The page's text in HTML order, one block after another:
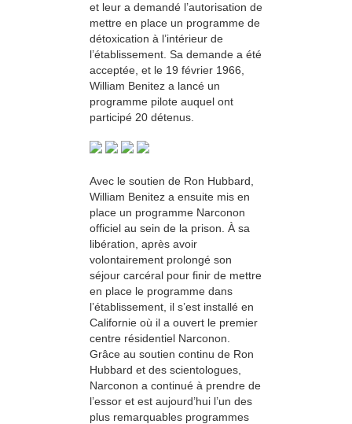
et leur a demandé l’autorisation de
mettre en place un programme de
détoxication à l’intérieur de
l’établissement. Sa demande a été
acceptée, et le 19 février 1966,
William Benitez a lancé un
programme pilote auquel ont
participé 20 détenus.
Avec le soutien de Ron Hubbard,
William Benitez a ensuite mis en
place un programme Narconon
officiel au sein de la prison. À sa
libération, après avoir
volontairement prolongé son
séjour carcéral pour finir de mettre
en place le programme dans
l’établissement, il s’est installé en
Californie où il a ouvert le premier
centre résidentiel Narconon.
Grâce au soutien continu de Ron
Hubbard et des scientologues,
Narconon a continué à prendre de
l’essor et est aujourd’hui l’un des
plus remarquables programmes